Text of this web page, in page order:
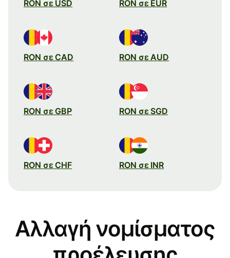
RON σε USD RON σε EUR
RON σε CAD RON σε AUD
RON σε GBP RON σε SGD
RON σε CHF RON σε INR
Αλλαγή νομίσματος